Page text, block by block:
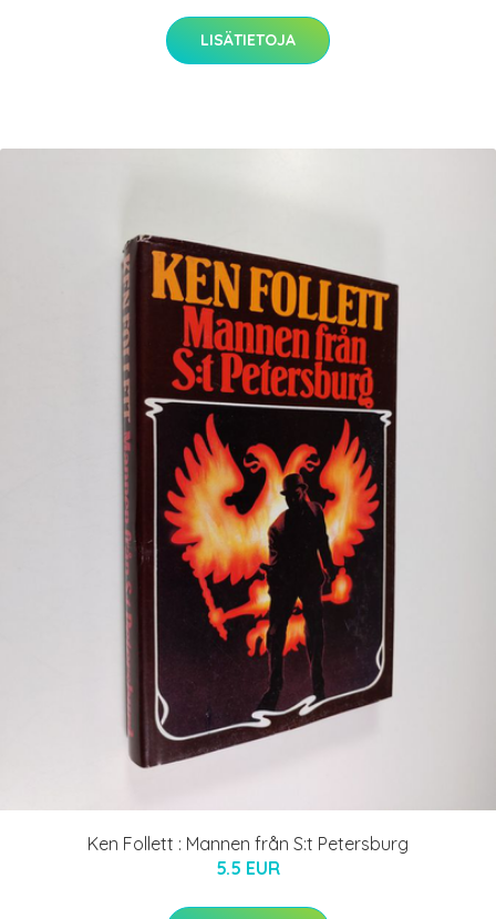
LISÄTIETOJA
Ken Follett : Mannen från S:t Petersburg
5.5 EUR